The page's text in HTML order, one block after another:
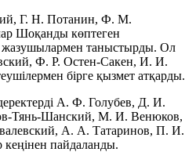
Г. Н. Потанин, Ф. М.
Шоқанды көптеген
таныстырды. Ол
Ф. Р. Остен-Сакен, И. И.
бірге қызмет атқарды.
А. Ф. Голубев, Д. И.
Тянь-Шанский, М. И. Венюков,
А. А. Татаринов, П. И.
кеңінен пайдаланды.